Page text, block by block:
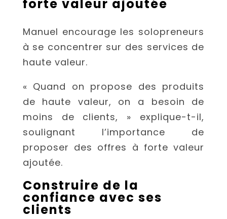
forte valeur ajoutée
Manuel encourage les solopreneurs
à se concentrer sur des services de
haute valeur.
« Quand on propose des produits
de haute valeur, on a besoin de
moins de clients, » explique-t-il,
soulignant l’importance de
proposer des offres à forte valeur
ajoutée.
Construire de la
confiance avec ses
clients